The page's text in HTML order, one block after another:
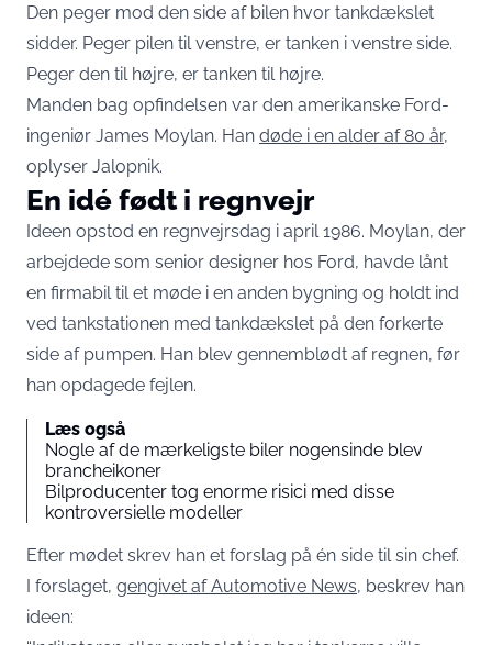
Den peger mod den side af bilen hvor tankdækslet
sidder. Peger pilen til venstre, er tanken i venstre side.
Peger den til højre, er tanken til højre.
Manden bag opfindelsen var den amerikanske Ford-
ingeniør James Moylan. Han døde i en alder af 80 år,
oplyser Jalopnik.
En idé født i regnvejr
Ideen opstod en regnvejrsdag i april 1986. Moylan, der
arbejdede som senior designer hos Ford, havde lånt
en firmabil til et møde i en anden bygning og holdt ind
ved tankstationen med tankdækslet på den forkerte
side af pumpen. Han blev gennemblødt af regnen, før
han opdagede fejlen.
Læs også
Nogle af de mærkeligste biler nogensinde blev
brancheikoner
Bilproducenter tog enorme risici med disse
kontroversielle modeller
Efter mødet skrev han et forslag på én side til sin chef.
I forslaget, gengivet af Automotive News, beskrev han
ideen: